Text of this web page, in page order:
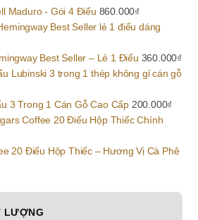
Maduro - Gói 4 Điếu 860.000₫
Best Seller – Lẻ 1 Điếu 360.000₫
3 Trong 1 Cán Gỗ Cao Cấp 200.000₫
20 Điếu Hộp Thiếc – Hương Vị Cà Phê
LƯỢNG